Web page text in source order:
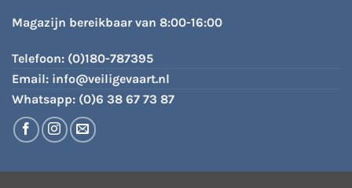
Magazijn bereikbaar van 8:00-16:00
Telefoon: (0)180-787395
Email: info@veiligevaart.nl
Whatsapp: (0)6 38 67 73 87